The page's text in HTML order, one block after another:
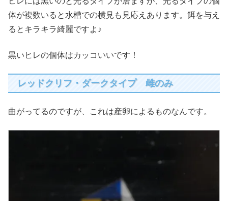
体が複数いると水槽での横見も見応えあります。餌を与え
るとキラキラ綺麗ですよ♪
黒いヒレの個体はカッコいいです！
レッドクリフ・ダークタイプ 雌のみ
曲がってるのですが、これは産卵によるものなんです。